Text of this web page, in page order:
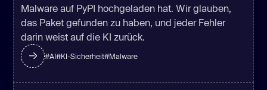
Malware auf PyPI hochgeladen hat. Wir glauben,
das Paket gefunden zu haben, und jeder Fehler
darin weist auf die KI zurück.
#AI#KI-Sicherheit#Malware